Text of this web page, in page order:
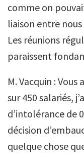
comme on
liaison entre
Les réunions
paraissent
M. Vacquin :
sur 450 salariés,
d’intolérance de
décision
quelque chose